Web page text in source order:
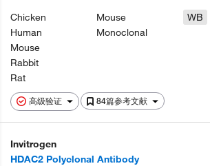
高级验证 84篇参考文献
Chicken
Human
Mouse
Rabbit
Rat
Mouse
Monoclonal
WB
Invitrogen
HDAC2 Polyclonal Antibody